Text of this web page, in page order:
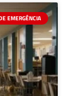
EMERGÊNCIA